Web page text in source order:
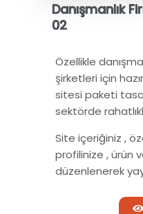
Danışmanlık
02
Özellikle
şirketleri için
sitesi paketi
sektörde
Site içeriğiniz ,
profilinize , ürün
düzenlenerek